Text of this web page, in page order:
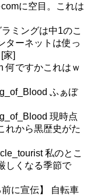
に空目。これは
ミングは中1のこ
ターネットは使っ
家]
何ですかこれはｗ
ふぁぼ
現時点
れから黒歴史がた
私のとこ
しくなる季節で
前に宣伝】 自転車